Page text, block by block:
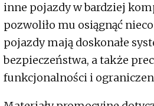
inne pojazdy w bardziej
pozwoliło mu osiągnąć
pojazdy mają doskonałe
bezpieczeństwa, a także
funkcjonalności i